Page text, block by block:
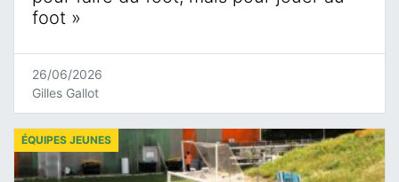
foot »
26/06/2026
Gilles Gallot
ÉQUIPES JEUNES